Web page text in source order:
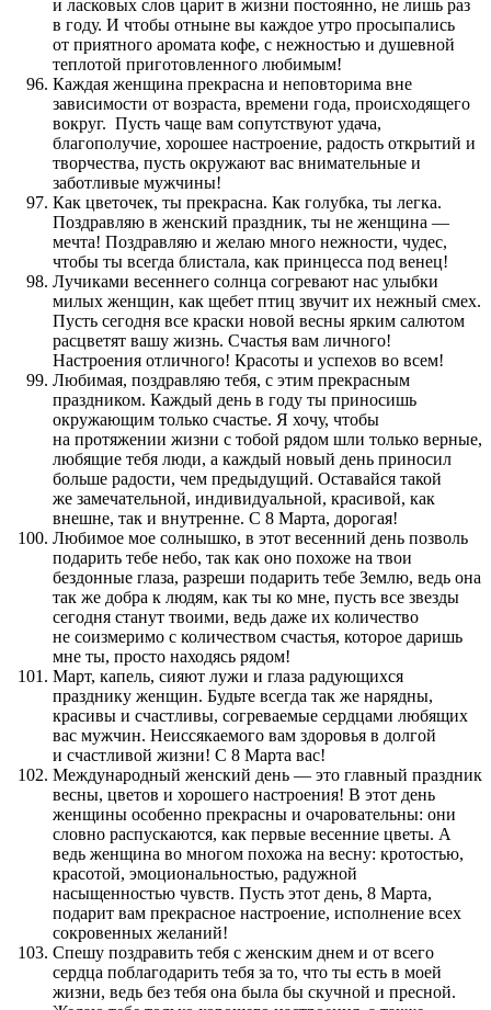
и ласковых слов царит в жизни постоянно, не лишь раз
в году. И чтобы отныне вы каждое утро просыпались
от приятного аромата кофе, с нежностью и душевной
теплотой приготовленного любимым!
Каждая женщина прекрасна и неповторима вне
зависимости от возраста, времени года, происходящего
вокруг. Пусть чаще вам сопутствуют удача,
благополучие, хорошее настроение, радость открытий и
творчества, пусть окружают вас внимательные и
заботливые мужчины!
Как цветочек, ты прекрасна. Как голубка, ты легка.
Поздравляю в женский праздник, ты не женщина —
мечта! Поздравляю и желаю много нежности, чудес,
чтобы ты всегда блистала, как принцесса под венец!
Лучиками весеннего солнца согревают нас улыбки
милых женщин, как щебет птиц звучит их нежный смех.
Пусть сегодня все краски новой весны ярким салютом
расцветят вашу жизнь. Счастья вам личного!
Настроения отличного! Красоты и успехов во всем!
Любимая, поздравляю тебя, с этим прекрасным
праздником. Каждый день в году ты приносишь
окружающим только счастье. Я хочу, чтобы
на протяжении жизни с тобой рядом шли только верные,
любящие тебя люди, а каждый новый день приносил
больше радости, чем предыдущий. Оставайся такой
же замечательной, индивидуальной, красивой, как
внешне, так и внутренне. С 8 Марта, дорогая!
Любимое мое солнышко, в этот весенний день позволь
подарить тебе небо, так как оно похоже на твои
бездонные глаза, разреши подарить тебе Землю, ведь она
так же добра к людям, как ты ко мне, пусть все звезды
сегодня станут твоими, ведь даже их количество
не соизмеримо с количеством счастья, которое даришь
мне ты, просто находясь рядом!
Март, капель, сияют лужи и глаза радующихся
празднику женщин. Будьте всегда так же нарядны,
красивы и счастливы, согреваемые сердцами любящих
вас мужчин. Неиссякаемого вам здоровья в долгой
и счастливой жизни! С 8 Марта вас!
Международный женский день — это главный праздник
весны, цветов и хорошего настроения! В этот день
женщины особенно прекрасны и очаровательны: они
словно распускаются, как первые весенние цветы. А
ведь женщина во многом похожа на весну: кротостью,
красотой, эмоциональностью, радужной
насыщенностью чувств. Пусть этот день, 8 Марта,
подарит вам прекрасное настроение, исполнение всех
сокровенных желаний!
Спешу поздравить тебя с женским днем и от всего
сердца поблагодарить тебя за то, что ты есть в моей
жизни, ведь без тебя она была бы скучной и пресной.